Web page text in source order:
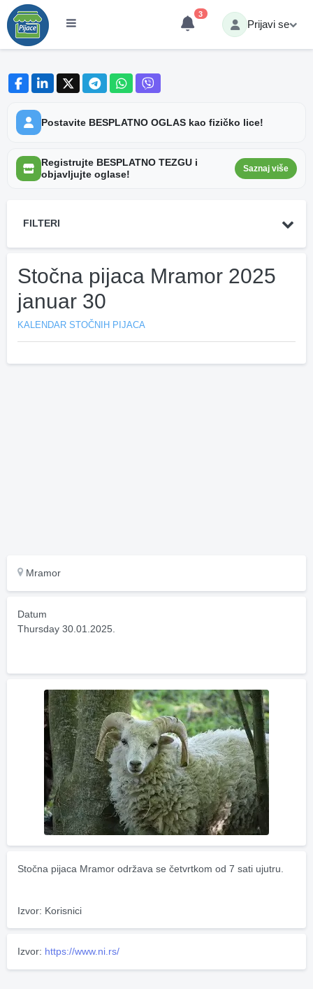
3
Prijavi se
Postavite BESPLATNO OGLAS kao fizičko lice!
Registrujte BESPLATNO TEZGU i
objavljujte oglase!
Saznaj više
FILTERI
Stočna pijaca Mramor 2025
januar 30
KALENDAR STOČNIH PIJACA
Mramor
Datum
Thursday 30.01.2025.
Stočna pijaca Mramor održava se četvrtkom od 7 sati ujutru.
Izvor: Korisnici
Izvor: https://www.ni.rs/